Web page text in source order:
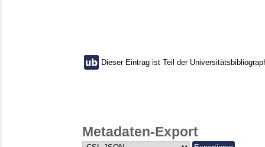
Dieser Eintrag ist Teil der
Metadaten-Export